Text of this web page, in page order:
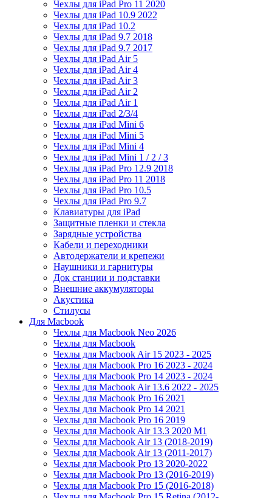
Чехлы для iPad Pro 11 2020
Чехлы для iPad 10.9 2022
Чехлы для iPad 10.2
Чехлы для iPad 9.7 2018
Чехлы для iPad 9.7 2017
Чехлы для iPad Air 5
Чехлы для iPad Air 4
Чехлы для iPad Air 3
Чехлы для iPad Air 2
Чехлы для iPad Air 1
Чехлы для iPad 2/3/4
Чехлы для iPad Mini 6
Чехлы для iPad Mini 5
Чехлы для iPad Mini 4
Чехлы для iPad Mini 1 / 2 / 3
Чехлы для iPad Pro 12.9 2018
Чехлы для iPad Pro 11 2018
Чехлы для iPad Pro 10.5
Чехлы для iPad Pro 9.7
Клавиатуры для iPad
Защитные пленки и стекла
Зарядные устройства
Кабели и переходники
Автодержатели и крепежи
Наушники и гарнитуры
Док станции и подставки
Внешние аккумуляторы
Акустика
Стилусы
Для Macbook
Чехлы для Macbook Neo 2026
Чехлы для Macbook
Чехлы для Macbook Air 15 2023 - 2025
Чехлы для Macbook Pro 16 2023 - 2024
Чехлы для Macbook Pro 14 2023 - 2024
Чехлы для Macbook Air 13.6 2022 - 2025
Чехлы для Macbook Pro 16 2021
Чехлы для Macbook Pro 14 2021
Чехлы для Macbook Pro 16 2019
Чехлы для Macbook Air 13.3 2020 M1
Чехлы для Macbook Air 13 (2018-2019)
Чехлы для Macbook Air 13 (2011-2017)
Чехлы для Macbook Pro 13 2020-2022
Чехлы для Macbook Pro 13 (2016-2019)
Чехлы для Macbook Pro 15 (2016-2018)